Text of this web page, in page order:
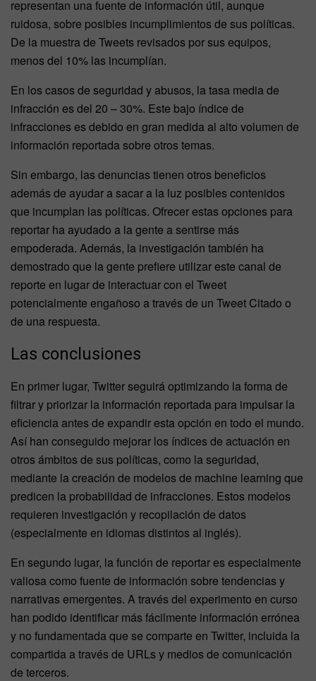
representan una fuente de información útil, aunque
ruidosa, sobre posibles incumplimientos de sus políticas.
De la muestra de Tweets revisados por sus equipos,
menos del 10% las incumplían.
En los casos de seguridad y abusos, la tasa media de
infracción es del 20 – 30%. Este bajo índice de
infracciones es debido en gran medida al alto volumen de
información reportada sobre otros temas.
Sin embargo, las denuncias tienen otros beneficios
además de ayudar a sacar a la luz posibles contenidos
que incumplan las políticas. Ofrecer estas opciones para
reportar ha ayudado a la gente a sentirse más
empoderada. Además, la investigación también ha
demostrado que la gente prefiere utilizar este canal de
reporte en lugar de interactuar con el Tweet
potencialmente engañoso a través de un Tweet Citado o
de una respuesta.
Las conclusiones
En primer lugar, Twitter seguirá optimizando la forma de
filtrar y priorizar la información reportada para impulsar la
eficiencia antes de expandir esta opción en todo el mundo.
Así han conseguido mejorar los índices de actuación en
otros ámbitos de sus políticas, como la seguridad,
mediante la creación de modelos de machine learning que
predicen la probabilidad de infracciones. Estos modelos
requieren investigación y recopilación de datos
(especialmente en idiomas distintos al inglés).
En segundo lugar, la función de reportar es especialmente
valiosa como fuente de información sobre tendencias y
narrativas emergentes. A través del experimento en curso
han podido identificar más fácilmente información errónea
y no fundamentada que se comparte en Twitter, incluida la
compartida a través de URLs y medios de comunicación
de terceros.